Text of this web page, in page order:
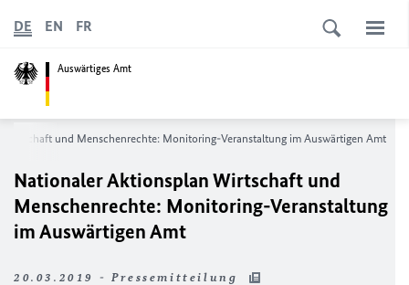
Auswärtiges Amt
DE EN FR
und Menschenrechte: Monitoring-Veranstaltung im Auswärtigen Amt
Nationaler Aktionsplan Wirtschaft und
Menschenrechte: Monitoring-Veranstaltung
im Auswärtigen Amt
20.03.2019 - Pressemitteilung